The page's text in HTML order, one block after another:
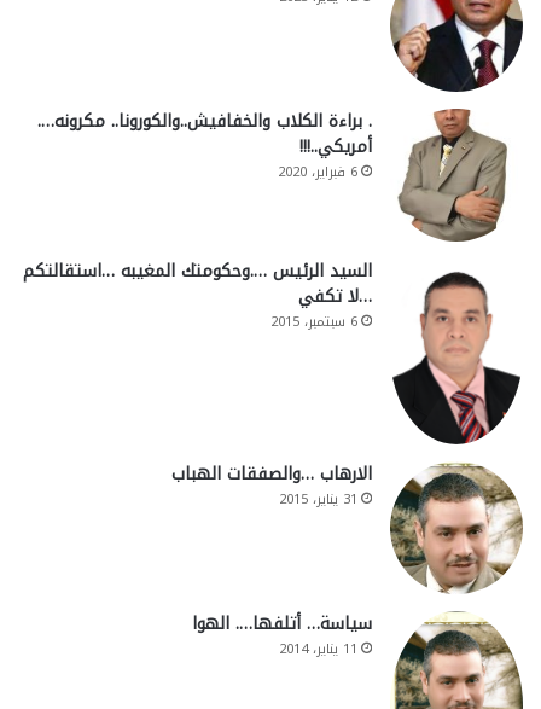
. براءة الكلاب والخفافيش..والكورونا.. مكرونه….
أمريكي..!!!
6 فبراير، 2020
السيد الرئيس ….وحكومتك المغيبه …استقالتكم
…لا تكفي
6 سبتمبر، 2015
الارهاب …والصفقات الهباب
31 يناير، 2015
سياسة… أتلفها…. الهوا
11 يناير، 2014